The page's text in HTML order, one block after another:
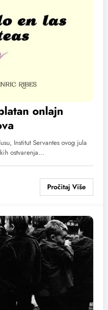
onlajn
Institut Servantes ovog jula
ostvarenja…